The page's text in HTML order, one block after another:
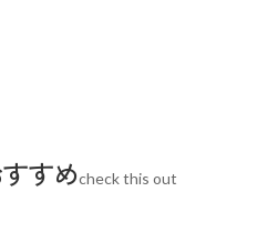
すめcheck this out